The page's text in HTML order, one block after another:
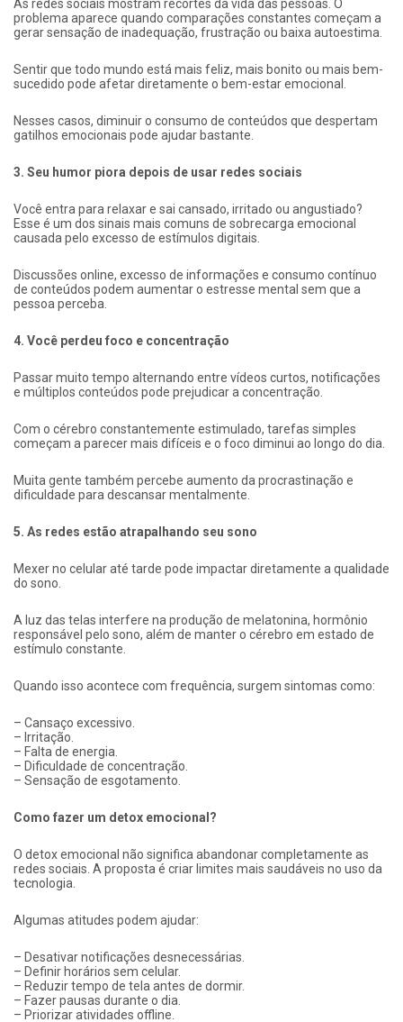
As redes sociais mostram recortes da vida das pessoas. O
problema aparece quando comparações constantes começam a
gerar sensação de inadequação, frustração ou baixa autoestima.
Sentir que todo mundo está mais feliz, mais bonito ou mais bem-
sucedido pode afetar diretamente o bem-estar emocional.
Nesses casos, diminuir o consumo de conteúdos que despertam
gatilhos emocionais pode ajudar bastante.
3. Seu humor piora depois de usar redes sociais
Você entra para relaxar e sai cansado, irritado ou angustiado?
Esse é um dos sinais mais comuns de sobrecarga emocional
causada pelo excesso de estímulos digitais.
Discussões online, excesso de informações e consumo contínuo
de conteúdos podem aumentar o estresse mental sem que a
pessoa perceba.
4. Você perdeu foco e concentração
Passar muito tempo alternando entre vídeos curtos, notificações
e múltiplos conteúdos pode prejudicar a concentração.
Com o cérebro constantemente estimulado, tarefas simples
começam a parecer mais difíceis e o foco diminui ao longo do dia.
Muita gente também percebe aumento da procrastinação e
dificuldade para descansar mentalmente.
5. As redes estão atrapalhando seu sono
Mexer no celular até tarde pode impactar diretamente a qualidade
do sono.
A luz das telas interfere na produção de melatonina, hormônio
responsável pelo sono, além de manter o cérebro em estado de
estímulo constante.
Quando isso acontece com frequência, surgem sintomas como:
– Cansaço excessivo.
– Irritação.
– Falta de energia.
– Dificuldade de concentração.
– Sensação de esgotamento.
Como fazer um detox emocional?
O detox emocional não significa abandonar completamente as
redes sociais. A proposta é criar limites mais saudáveis no uso da
tecnologia.
Algumas atitudes podem ajudar:
– Desativar notificações desnecessárias.
– Definir horários sem celular.
– Reduzir tempo de tela antes de dormir.
– Fazer pausas durante o dia.
– Priorizar atividades offline.